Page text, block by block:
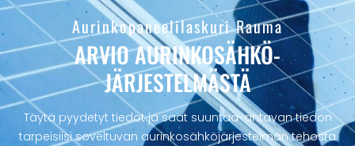
Aurinkopaneelilaskuri Rauma
ARVIO AURINKOSÄHKÖ­
JÄRJESTELMÄSTÄ
Täytä pyydetyt tiedot ja saat suuntaa-antavan tiedon
tarpeisiisi soveltuvan aurinkosähköjärjestelmän tehosta